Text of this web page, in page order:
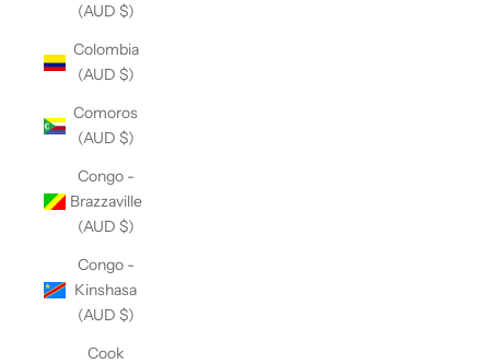
(AUD $)
Colombia
(AUD $)
Comoros
(AUD $)
Congo -
Brazzaville
(AUD $)
Congo -
Kinshasa
(AUD $)
Cook